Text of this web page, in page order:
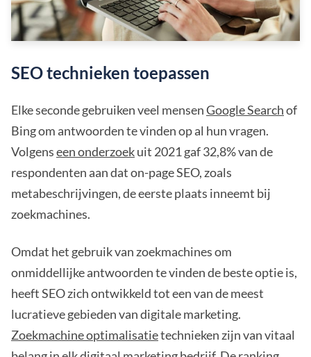
SEO technieken toepassen
Elke seconde gebruiken veel mensenGoogle Searchof
Bing om antwoorden te vinden op al hun vragen.
Volgenseen onderzoekuit 2021 gaf 32,8% van de
respondenten aan dat on-page SEO, zoals
metabeschrijvingen, de eerste plaats inneemt bij
zoekmachines.
Omdat het gebruik van zoekmachines om
onmiddellijke antwoorden te vinden de beste optie is,
heeft SEO zich ontwikkeld tot een van de meest
lucratieve gebieden van digitale marketing.
Zoekmachine optimalisatietechnieken zijn van vitaal